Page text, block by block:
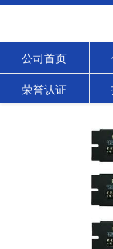
公司首页
荣誉认证